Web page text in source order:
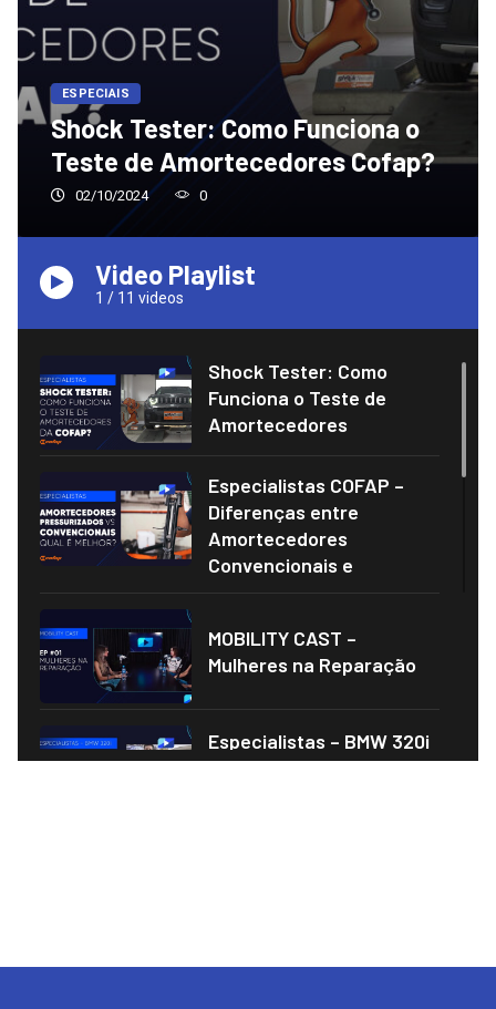
ESPECIAIS
Shock Tester: Como Funciona o
Teste de Amortecedores Cofap?
02/10/2024 0
Video Playlist
1 / 11 videos
Shock Tester: Como
Funciona o Teste de
Amortecedores
Especialistas COFAP –
Diferenças entre
Amortecedores
Convencionais e
MOBILITY CAST –
Mulheres na Reparação
Especialistas – BMW 320i
manutenção e problemas